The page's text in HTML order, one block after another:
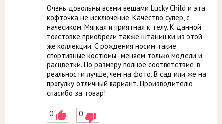
Очень довольны всеми вещами Lucky Child и эта
кофточка не исключение. Качество супер, с
начесиком. Мягкая и приятная к телу. К данной
толстовке приобрели также штанишки из этой
же коллекции. С рождения носим такие
спортивные костюмы- меняем только модели и
расцветки. По размеру полное соответствие, в
реальности лучше, чем на фото. В сад или же на
прогулку отличный вариант. Производителю
спасибо за товар!
0 0